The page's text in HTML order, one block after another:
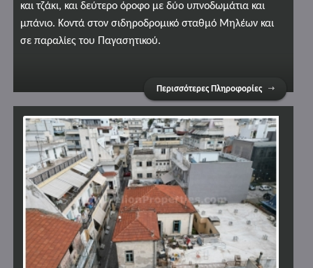
και τζάκι, και δεύτερο όροφο με δύο υπνοδωμάτια και
μπάνιο. Κοντά στον σιδηροδρομικό σταθμό Μηλέων και
σε παραλίες του Παγασητικού.
Περισσότερες Πληροφορίες